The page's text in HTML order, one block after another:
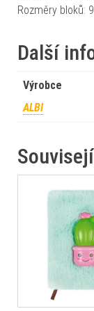
Rozměry bloků:
Další
Výrobce
ALBI